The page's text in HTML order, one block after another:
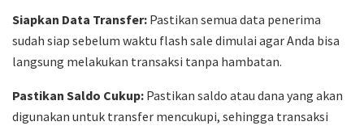
Siapkan Data Transfer: Pastikan semua data penerima
sudah siap sebelum waktu flash sale dimulai agar Anda bisa
langsung melakukan transaksi tanpa hambatan.
Pastikan Saldo Cukup: Pastikan saldo atau dana yang akan
digunakan untuk transfer mencukupi, sehingga transaksi